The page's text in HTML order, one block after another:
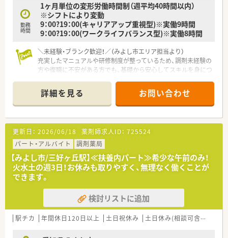
勤務
時間
1ヶ月単位の変形労働時間制（週平均40時間以内）
※シフトにより変動
9：00?19：00(キャリアアップ重視型)※実働9時間
9：00?19：00(ワークライフバランス型)※実働8時間
＼未経験・ブランク歓迎！／（みよし市エリア担当より）
充実したマニュアルや研修制度が整っているため、調剤未経験の
方や復職に不安がある方でも、基礎から安心してスキルを身につ
＊------------------------------------------＊
【店舗情報と応需状況について】
■名鉄豊田線の三好ヶ丘駅から車で7分ほどの場所に位置してお
り、お車での通勤が非常に便利な調剤薬局です。
■主に近隣のあざぶの丘クリニックから処方箋を受け付けてお
り、内科領域の専門知識を深く学びながら勤務できます。
■1日あたりの処方箋応需枚数は5枚から10枚程度と少なめのた
め、ゆとりを持って丁寧に業務へ取り組めます。
【法人特徴について】
■創業150年以上の歴史を誇り、北陸から全国各地へ600店舗以
上を展開して成長を続ける大手チェーン企業です。
■ヘルス、ビューティー、ライフ、調剤を1店舗に集約したショー
トタイムショッピングという独自の強みを持っています。
行っているため、調剤を中心とした業務に注力できます。
詳細を見る お問い合わせ
更新日： 2026/06/18 薬剤師求人ID： 725524
パート・アルバイト
調剤薬局
【みよし市/三好ヶ丘駅】≪扶養内パート≫希少な午前のみ！
火水土の週3日！お休みも取りやすく、無理なく働くことが
できます。
検討リストに追加
駅チカ 年間休日120日以上 土日祝休み 土日休み(相談可含む)